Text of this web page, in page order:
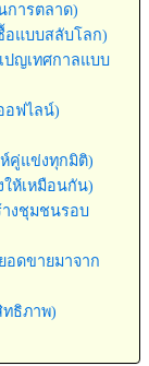
การตลาด)
ซื้อแบบสลับโลก)
เปญเทศกาลแบบ
อฟไลน์)
ะห์คู่แข่งทุกมิติ)
ให้เหมือนกัน)
ร้างชุมชนรอบ
ยอดขายมาจาก
ทธิภาพ)